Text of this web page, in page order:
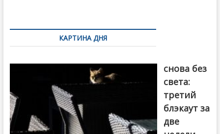
КАРТИНА ДНЯ
снова без
света:
третий
блэкаут за
две